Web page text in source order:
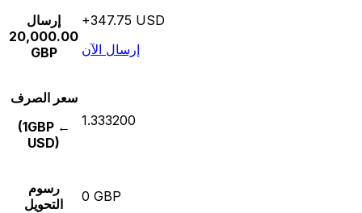
إرسال
20,000.00
GBP
+347.75 USD
إرسال الآن
سعر الصرف
(1GBP ←
USD)
1.333200
رسوم
التحويل
0 GBP